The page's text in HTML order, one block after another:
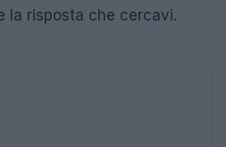
la risposta che cercavi.